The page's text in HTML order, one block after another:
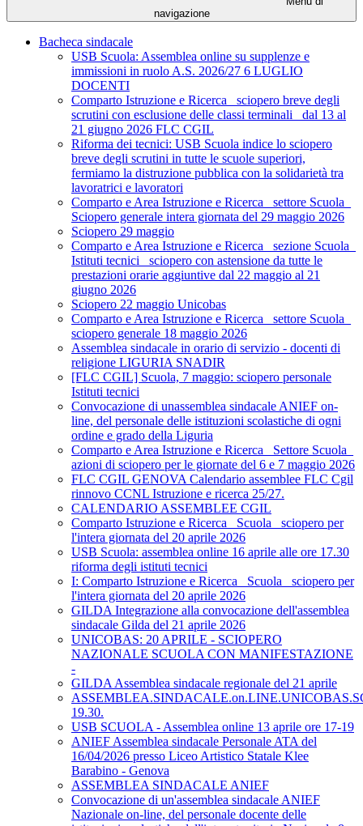
navigazione
Bacheca sindacale
USB Scuola: Assemblea online su supplenze e
immissioni in ruolo A.S. 2026/27 6 LUGLIO
DOCENTI
Comparto Istruzione e Ricerca_ sciopero breve degli
scrutini con esclusione delle classi terminali_ dal 13 al
21 giugno 2026 FLC CGIL
Riforma dei tecnici: USB Scuola indice lo sciopero
breve degli scrutini in tutte le scuole superiori,
fermiamo la distruzione pubblica con la solidarietà tra
lavoratrici e lavoratori
Comparto e Area Istruzione e Ricerca_ settore Scuola_
Sciopero generale intera giornata del 29 maggio 2026
Sciopero 29 maggio
Comparto e Area Istruzione e Ricerca_ sezione Scuola_
Istituti tecnici_ sciopero con astensione da tutte le
prestazioni orarie aggiuntive dal 22 maggio al 21
giugno 2026
Sciopero 22 maggio Unicobas
Comparto e Area Istruzione e Ricerca_ settore Scuola_
sciopero generale 18 maggio 2026
Assemblea sindacale in orario di servizio - docenti di
religione LIGURIA SNADIR
[FLC CGIL] Scuola, 7 maggio: sciopero personale
Istituti tecnici
Convocazione di unassemblea sindacale ANIEF on-
line, del personale delle istituzioni scolastiche di ogni
ordine e grado della Liguria
Comparto e Area Istruzione e Ricerca_ Settore Scuola_
azioni di sciopero per le giornate del 6 e 7 maggio 2026
FLC CGIL GENOVA Calendario assemblee FLC Cgil
rinnovo CCNL Istruzione e ricerca 25/27.
CALENDARIO ASSEMBLEE CGIL
Comparto Istruzione e Ricerca_ Scuola_ sciopero per
l'intera giornata del 20 aprile 2026
USB Scuola: assemblea online 16 aprile alle ore 17.30
riforma degli istituti tecnici
I: Comparto Istruzione e Ricerca_ Scuola_ sciopero per
l'intera giornata del 20 aprile 2026
GILDA Integrazione alla convocazione dell'assemblea
sindacale Gilda del 21 aprile 2026
UNICOBAS: 20 APRILE - SCIOPERO
NAZIONALE SCUOLA CON MANIFESTAZIONE
-
GILDA Assemblea sindacale regionale del 21 aprile
19.30.
USB SCUOLA - Assemblea online 13 aprile ore 17-19
ANIEF Assemblea sindacale Personale ATA del
16/04/2026 presso Liceo Artistico Statale Klee
Barabino - Genova
ASSEMBLEA SINDACALE ANIEF
Convocazione di un'assemblea sindacale ANIEF
Nazionale on-line, del personale docente delle